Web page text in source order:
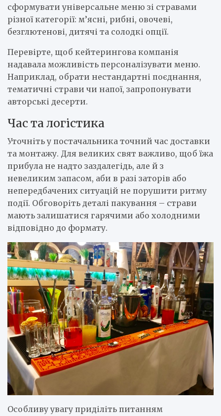
сформувати універсальне меню зі стравами
різної категорії: м’ясні, рибні, овочеві,
безглютенові, дитячі та солодкі опції.
Перевірте, щоб кейтерингова компанія
надавала можливість персоналізувати меню.
Наприклад, обрати нестандартні поєднання,
тематичні страви чи напої, запропонувати
авторські десерти.
Час та логістика
Уточніть у постачальника точний час доставки
та монтажу. Для великих свят важливо, щоб їжа
прибула не надто заздалегідь, але й з
невеликим запасом, аби в разі заторів або
непередбачених ситуацій не порушити ритму
події. Обговоріть деталі пакування – страви
мають залишатися гарячими або холодними
відповідно до формату.
Особливу увагу приділіть питанням